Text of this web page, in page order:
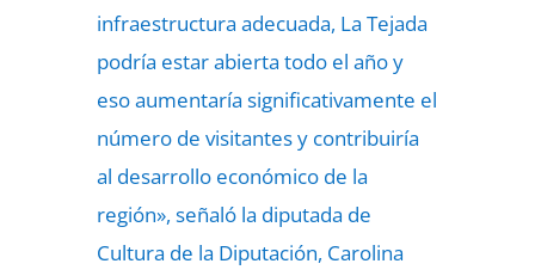
infraestructura adecuada, La Tejada
podría estar abierta todo el año y
eso aumentaría significativamente el
número de visitantes y contribuiría
al desarrollo económico de la
región», señaló la diputada de
Cultura de la Diputación, Carolina